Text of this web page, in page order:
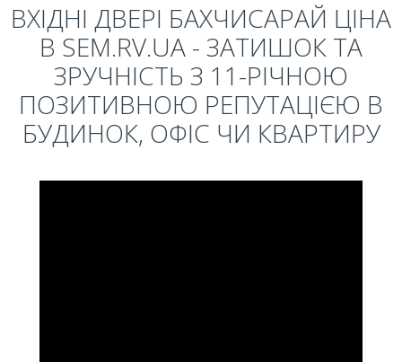
ВХІДНІ ДВЕРІ БАХЧИСАРАЙ ЦІНА
В SEM.RV.UA - ЗАТИШОК ТА
ЗРУЧНІСТЬ З 11-РІЧНОЮ
ПОЗИТИВНОЮ РЕПУТАЦІЄЮ В
БУДИНОК, ОФІС ЧИ КВАРТИРУ